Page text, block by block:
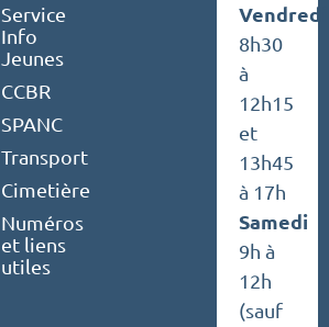
Service
Info
Jeunes
CCBR
SPANC
Transport
Cimetière
Numéros
et liens
utiles
Vendredi
8h30
à
12h15
et
13h45
à 17h
Samedi
9h à
12h
(sauf